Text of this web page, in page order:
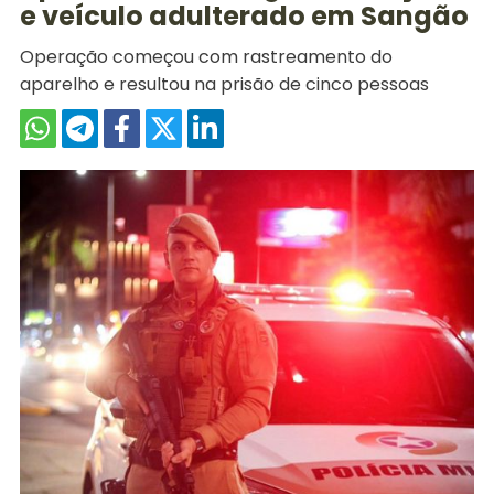
e veículo adulterado em Sangão
Operação começou com rastreamento do
aparelho e resultou na prisão de cinco pessoas